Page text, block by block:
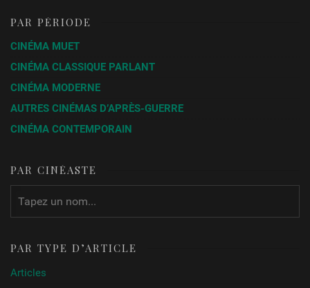
PAR PÉRIODE
CINÉMA MUET
CINÉMA CLASSIQUE PARLANT
CINÉMA MODERNE
AUTRES CINÉMAS D’APRÈS-GUERRE
CINÉMA CONTEMPORAIN
PAR CINÉASTE
PAR TYPE D’ARTICLE
Articles